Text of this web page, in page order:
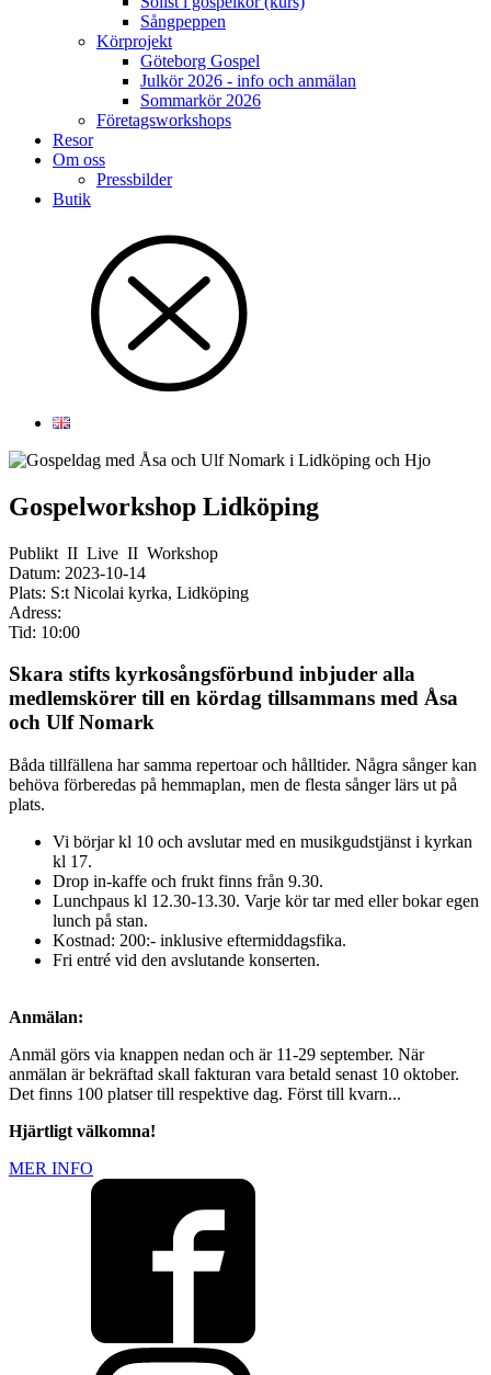
Sångpeppen
Körprojekt
Göteborg Gospel
Julkör 2026 - info och anmälan
Sommarkör 2026
Företagsworkshops
Resor
Om oss
Pressbilder
Butik
Gospelworkshop Lidköping
Publikt II Live II Workshop
Datum: 2023-10-14
Plats: S:t Nicolai kyrka, Lidköping
Adress:
Tid: 10:00
Skara stifts kyrkosångsförbund inbjuder alla
medlemskörer till en kördag tillsammans med Åsa
och Ulf Nomark
Båda tillfällena har samma repertoar och hålltider. Några sånger kan
behöva förberedas på hemmaplan, men de flesta sånger lärs ut på
plats.
Vi börjar kl 10 och avslutar med en musikgudstjänst i kyrkan
kl 17.
Drop in-kaffe och frukt finns från 9.30.
Lunchpaus kl 12.30-13.30. Varje kör tar med eller bokar egen
lunch på stan.
Kostnad: 200:- inklusive eftermiddagsfika.
Fri entré vid den avslutande konserten.
Anmälan:
Anmäl görs via knappen nedan och är 11-29 september. När
anmälan är bekräftad skall fakturan vara betald senast 10 oktober.
Det finns 100 platser till respektive dag. Först till kvarn...
Hjärtligt välkomna!
MER INFO